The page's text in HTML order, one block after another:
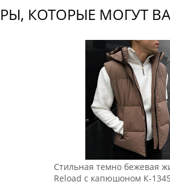
КОТОРЫЕ МОГУТ
Стильная темно бежевая
Reload с капюшоном К-1345